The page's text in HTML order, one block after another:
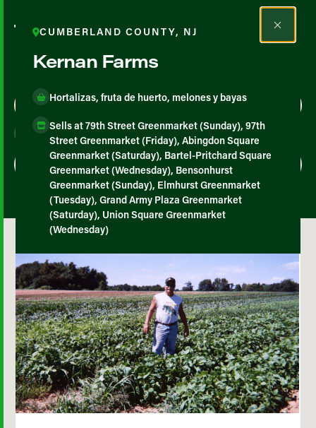
Todos los agricultores y
productores
Map View List View
CUMBERLAND COUNTY, NJ
Kernan Farms
Hortalizas, fruta de huerto, melones y bayas
Sells at 79th Street Greenmarket (Sunday), 97th
Street Greenmarket (Friday), Abingdon Square
Greenmarket (Saturday), Bartel-Pritchard Square
Greenmarket (Wednesday), Bensonhurst
Greenmarket (Sunday), Elmhurst Greenmarket
(Tuesday), Grand Army Plaza Greenmarket
(Saturday), Union Square Greenmarket
(Wednesday)